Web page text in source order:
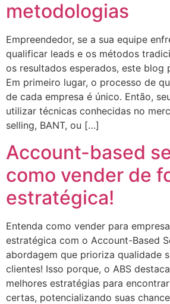
metodologias
Empreendedor, se a sua equipe
qualificar leads e os métodos
os resultados esperados, este blog
Em primeiro lugar, o processo de
de cada empresa é único. Então,
utilizar técnicas conhecidas no
selling, BANT, ou […]
Account-based
como vender de
estratégica!
Entenda como vender para
estratégica com o Account-Based
abordagem que prioriza qualidade
clientes! Isso porque, o ABS
melhores estratégias para
certas, potencializando suas